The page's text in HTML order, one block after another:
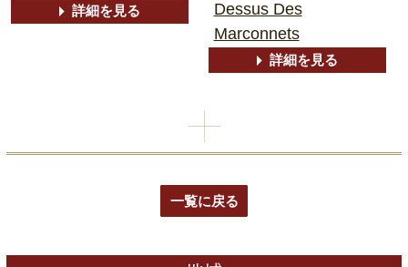
詳細を見る
Dessus Des
Marconnets
詳細を見る
一覧に戻る